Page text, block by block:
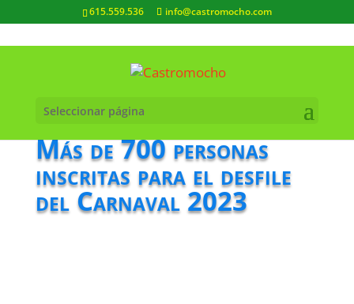
615.559.536 info@castromocho.com
Seleccionar página
Más de 700 personas
inscritas para el desfile
del Carnaval 2023